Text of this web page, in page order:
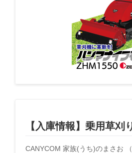
【入庫情報】乗用草刈
CANYCOM 家族(うち)のまさお